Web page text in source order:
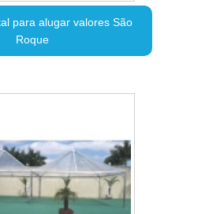
para alugar valores São
Roque